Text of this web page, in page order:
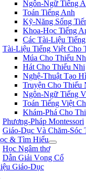
Ngôn-Ngữ Tiếng
Toán Tiếng Anh
Kỹ-Năng Sống
Khoa-Học Tiếng
Các Tài-Liệu
Tài-Liệu Tiếng Việt Cho
Múa Cho Thiếu
Hát Cho Thiếu Nhi
Nghệ-Thuật Tạo
Truyện Cho Thiếu
Ngôn-Ngữ Tiếng
Toán Tiếng Việt
Khám-Phá Cho
Phương-Pháp Montessori
Giáo-Dục Và Chăm-Sóc
& Tìm Hiểu
Học Ngâm thơ
Dẫn Giải Vọng Cổ
Giáo-Dục